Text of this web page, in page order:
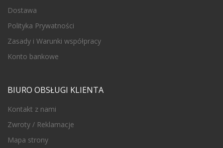
Dostawa
Polityka Prywatności
Zasady i Warunki współpracy
Konto bankowe
BIURO OBSŁUGI KLIENTA
Kontakt z nami
Zwroty / Reklamacje
Mapa strony